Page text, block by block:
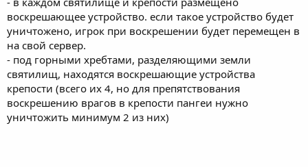
воскрешающее устройство. если такое устройство будет
уничтожено, игрок при воскрешении будет перемещен в
на свой сервер.
- под горными хребтами, разделяющими земли
святилищ, находятся воскрешающие устройства
крепости (всего их 4, но для препятствования
воскрешению врагов в крепости пангеи нужно
уничтожить минимум 2 из них)